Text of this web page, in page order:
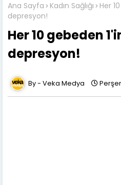
Ana Sayfa Kadın Sağlığı
Her
depresyon!
Her 10 gebeden
depresyon!
Veka Medya